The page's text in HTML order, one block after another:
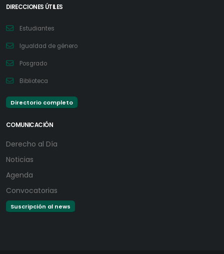
DIRECCIONES ÚTILES
Estudiantes
Igualdad de género
Posgrado
Biblioteca
Directorio completo
COMUNICACIÓN
Derecho al Día
Noticias
Agenda
Convocatorias
Suscripción al news